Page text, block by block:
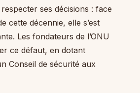
ses décisions : face
cette décennie, elle s’est
Les fondateurs de l’ONU
ce défaut, en dotant
Conseil de sécurité aux